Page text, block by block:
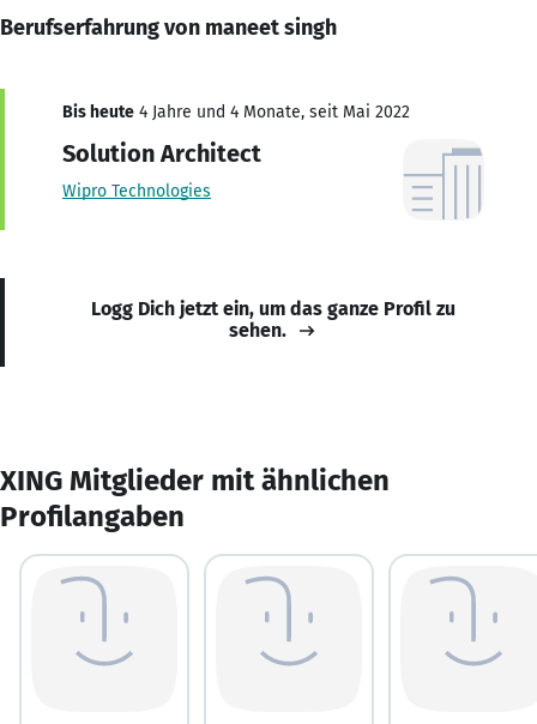
Berufserfahrung von maneet singh
Bis heute 4 Jahre und 4 Monate, seit Mai 2022
Solution Architect
Wipro Technologies
Logg Dich jetzt ein, um das ganze Profil zu
sehen.
XING Mitglieder mit ähnlichen
Profilangaben